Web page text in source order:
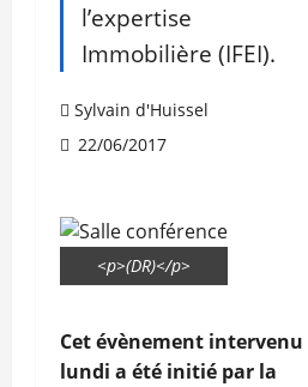
l’expertise
Immobilière (IFEI).
Sylvain d'Huissel
22/06/2017
<p>(DR)</p>
Cet évènement intervenu
lundi a été initié par la